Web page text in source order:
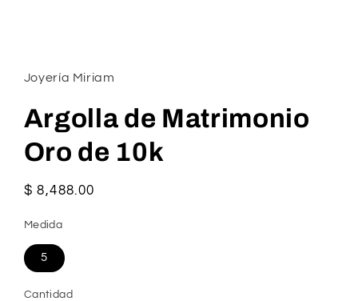
en
ventana
modal
Joyería Miriam
Argolla de Matrimonio
Oro de 10k
Precio
$ 8,488.00
Medida
5
Cantidad